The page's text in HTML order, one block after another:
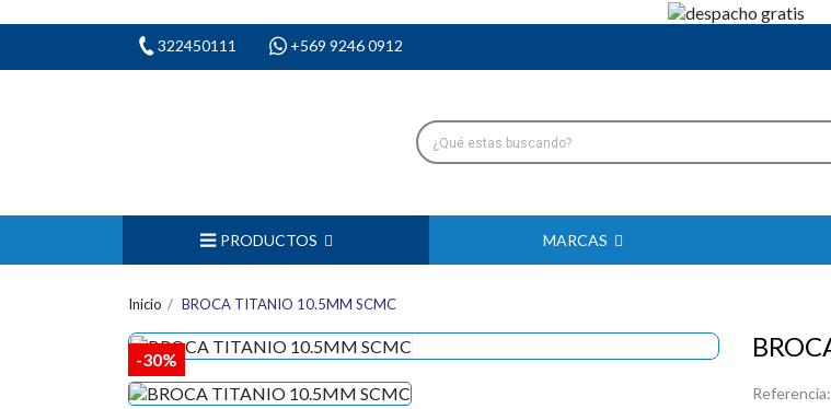
322450111 +569 9246 0912
PRODUCTOS MARCAS
Inicio BROCA TITANIO 10.5MM SCMC
-30%
Referencia: